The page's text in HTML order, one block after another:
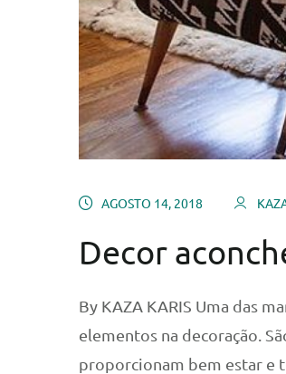
AGOSTO 14, 2018
Decor
By KAZA KARIS Uma das
elementos na decoração.
proporcionam bem estar e